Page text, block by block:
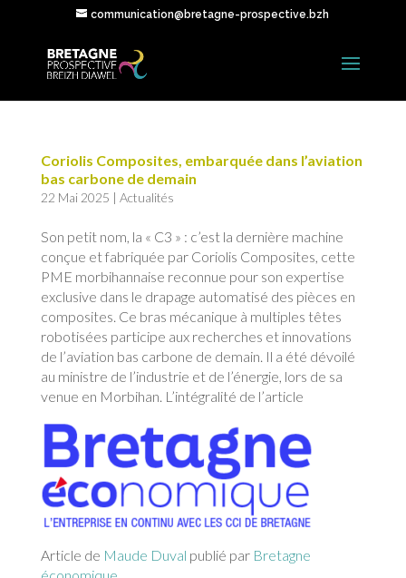
communication@bretagne-prospective.bzh
Coriolis Composites, embarquée dans l’aviation
bas carbone de demain
22 Mai 2025 | Actualités
Son petit nom, la « C3 » : c’est la dernière machine
conçue et fabriquée par Coriolis Composites, cette
PME morbihannaise reconnue pour son expertise
exclusive dans le drapage automatisé des pièces en
composites. Ce bras mécanique à multiples têtes
robotisées participe aux recherches et innovations
de l’aviation bas carbone de demain. Il a été dévoilé
au ministre de l’industrie et de l’énergie, lors de sa
venue en Morbihan. L’intégralité de l’article
Article de Maude Duval publié parBretagne